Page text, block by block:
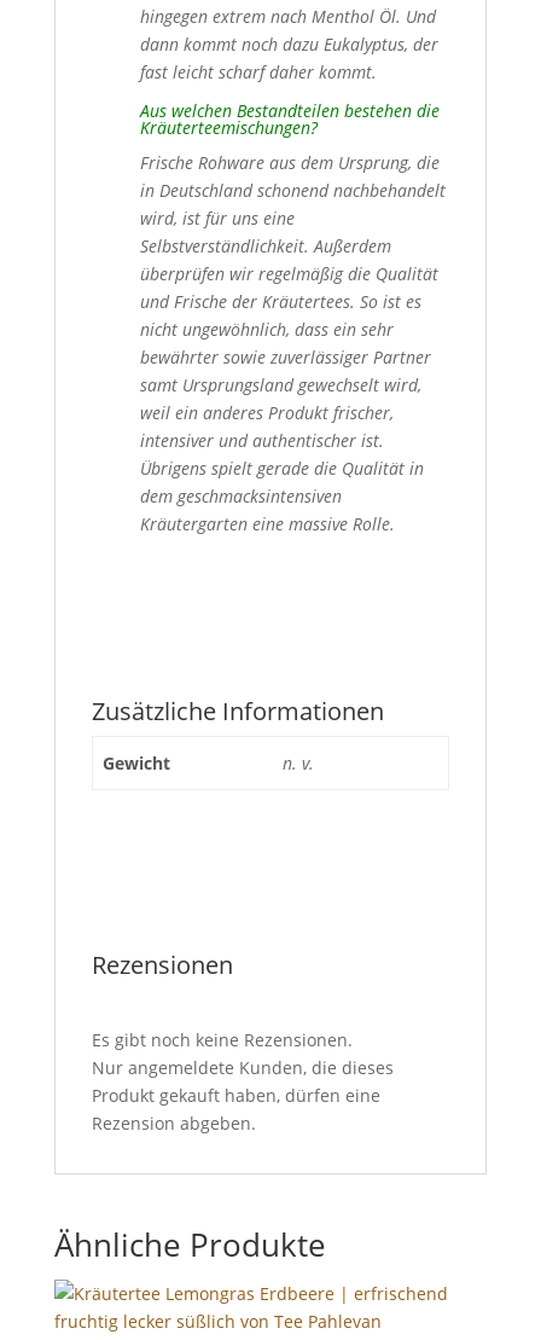
hingegen extrem nach Menthol Öl. Und
dann kommt noch dazu Eukalyptus, der
fast leicht scharf daher kommt.
Aus welchen Bestandteilen bestehen die
Kräuterteemischungen?
Frische Rohware aus dem Ursprung, die
in Deutschland schonend nachbehandelt
wird, ist für uns eine
Selbstverständlichkeit. Außerdem
überprüfen wir regelmäßig die Qualität
und Frische der Kräutertees. So ist es
nicht ungewöhnlich, dass ein sehr
bewährter sowie zuverlässiger Partner
samt Ursprungsland gewechselt wird,
weil ein anderes Produkt frischer,
intensiver und authentischer ist.
Übrigens spielt gerade die Qualität in
dem geschmacksintensiven
Kräutergarten eine massive Rolle.
Zusätzliche Informationen
Gewicht n. v.
Rezensionen
Es gibt noch keine Rezensionen.
Nur angemeldete Kunden, die dieses
Produkt gekauft haben, dürfen eine
Rezension abgeben.
Ähnliche Produkte